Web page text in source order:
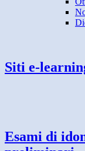
Siti e-
Esami di